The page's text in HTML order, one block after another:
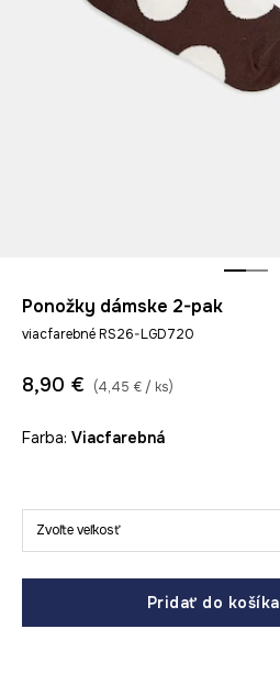
Ponožky dámske 2-pak
viacfarebné RS26-LGD720
8,90 € (4,45 € / ks)
Farba: viacfarebná
Zvoľte veľkosť
Pridať do košíka